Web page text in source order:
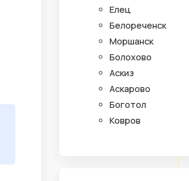
Елец
Белореченск
Моршанск
Болохово
Аскиз
Аскарово
Боготол
Ковров